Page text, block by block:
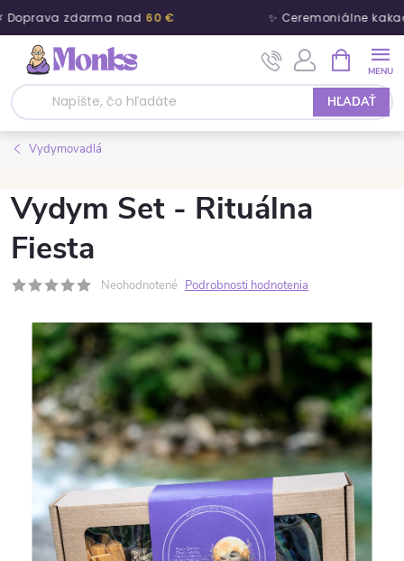
Doprava zdarma nad60 € ✨ Ceremoniálne
Prejsť na obsah
HĽADAŤ
Vydymovadlá
Vydym Set - Rituálna
Fiesta
Neohodnotené Podrobnosti hodnotenia